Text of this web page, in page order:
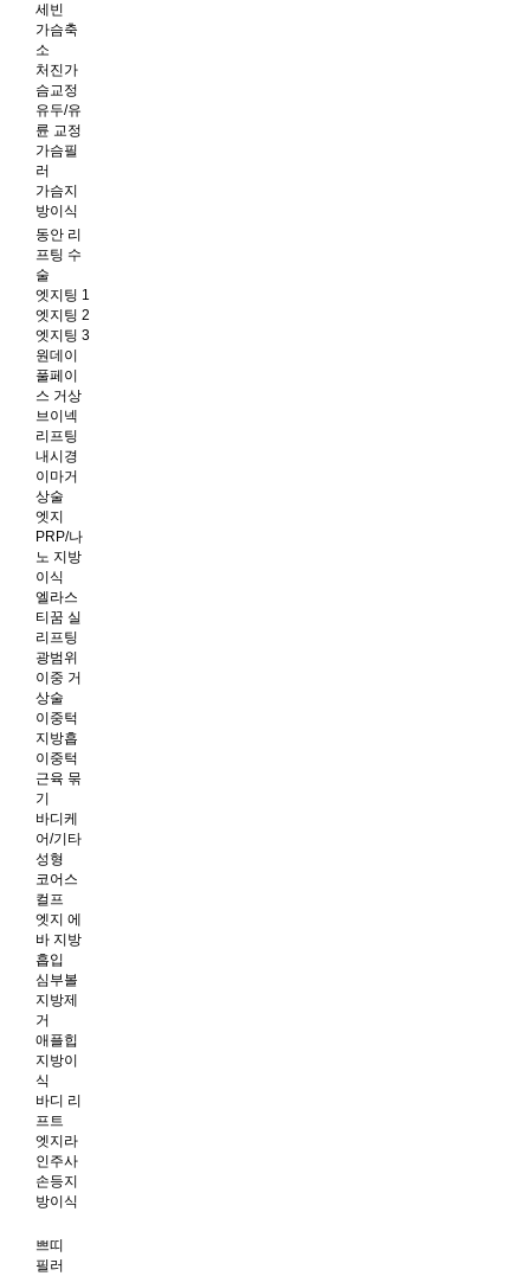
세빈
가슴축
소
처진가
슴교정
유두/유
륜 교정
가슴필
러
가슴지
방이식
동안 리
프팅 수
술
엣지팅 1
엣지팅 2
엣지팅 3
원데이
풀페이
스 거상
브이넥
리프팅
내시경
이마거
상술
엣지
PRP/나
노 지방
이식
엘라스
티꿈 실
리프팅
광범위
이중 거
상술
이중턱
지방흡
이중턱
근육 묶
기
바디케
어/기타
성형
코어스
컬프
엣지 에
바 지방
흡입
심부볼
지방제
거
애플힙
지방이
식
바디 리
프트
엣지라
인주사
손등지
방이식
쁘띠
필러